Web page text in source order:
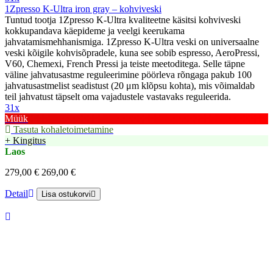
1Zpresso K-Ultra iron gray – kohviveski
Tuntud tootja 1Zpresso K-Ultra kvaliteetne käsitsi kohviveski
kokkupandava käepideme ja veelgi keerukama
jahvatamismehhanismiga. 1Zpresso K-Ultra veski on universaalne
veski kõigile kohvisõpradele, kuna see sobib espresso, AeroPressi,
V60, Chemexi, French Pressi ja teiste meetoditega. Selle täpne
väline jahvatusastme reguleerimine pöörleva rõngaga pakub 100
jahvatusastmelist seadistust (20 μm klõpsu kohta), mis võimaldab
teil jahvatust täpselt oma vajadustele vastavaks reguleerida.
31x
Müük
Tasuta kohaletoimetamine
+ Kingitus
Laos
279,00 € 269,00 €
Detail Lisa ostukorvi